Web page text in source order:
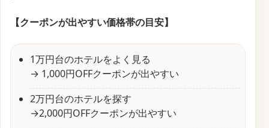
サービス名
一休.com
開始時期
未定